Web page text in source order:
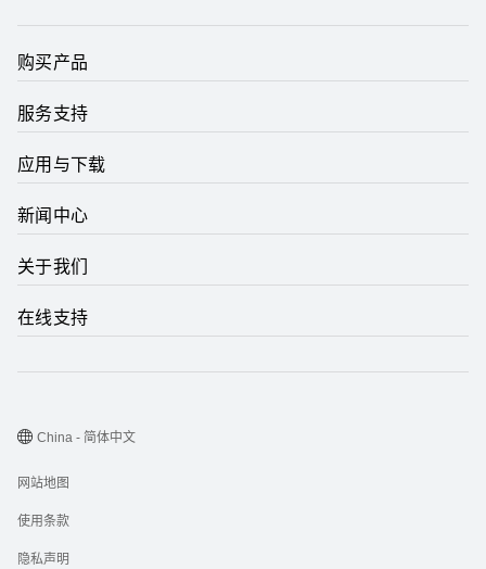
购买产品
服务支持
应用与下载
新闻中心
关于我们
在线支持
网站地图
使用条款
隐私声明
China - 简体中文